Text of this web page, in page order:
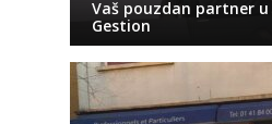
Vaš pouzdan partner u
Gestion